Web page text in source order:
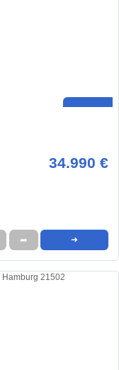
34.990 €
➦ ➜